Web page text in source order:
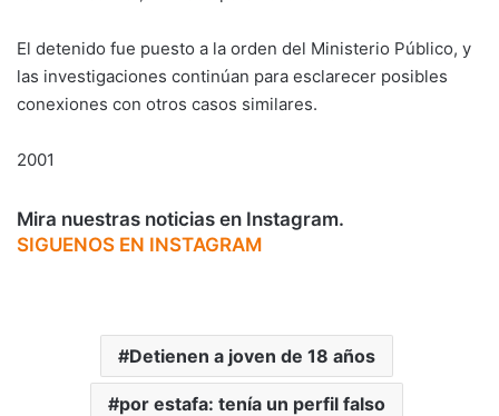
El detenido fue puesto a la orden del Ministerio Público, y
las investigaciones continúan para esclarecer posibles
conexiones con otros casos similares.
2001
Mira nuestras noticias en Instagram.
SIGUENOS EN INSTAGRAM
Detienen a joven de 18 años
por estafa: tenía un perfil falso